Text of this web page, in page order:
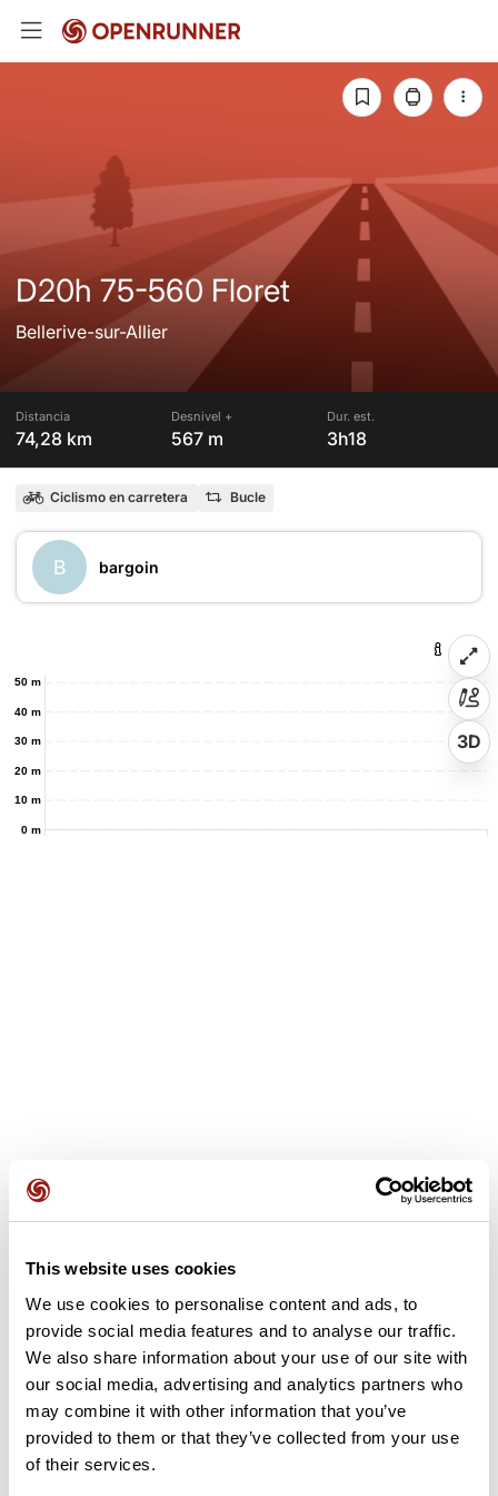
This website uses cookies
We use cookies to personalise content and ads, to
provide social media features and to analyse our traffic.
We also share information about your use of our site with
our social media, advertising and analytics partners who
may combine it with other information that you’ve
provided to them or that they’ve collected from your use
of their services.
D20h 75-560 Floret
Bellerive-sur-Allier
Distancia
74,28 km
Desnivel +
567 m
Dur. est.
3h18
Ciclismo en carretera Bucle
B bargoin
0 m
10 m
20 m
30 m
40 m
50 m
3D
Opiniones de los usuarios
Este recorrido aún no contiene opiniones. ¿Ya lo has
Añadir una opinión